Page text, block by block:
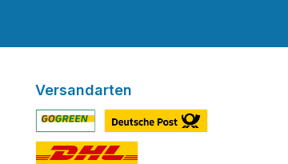
Versandarten
Benutzerdefiniertes Bild 1
Benutzerdefiniertes Bild 2